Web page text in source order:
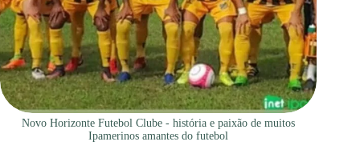
Novo Horizonte Futebol Clube - história e paixão de muitos
Ipamerinos amantes do futebol